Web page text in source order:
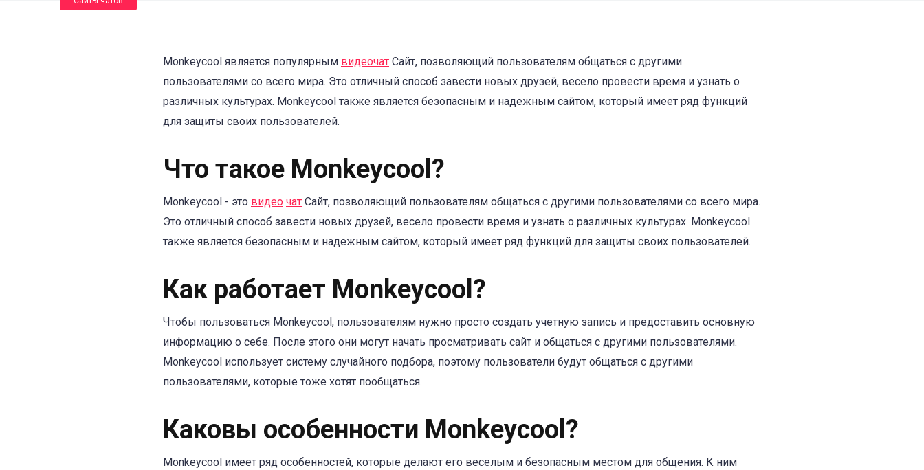
Monkeycool является популярным видеочат Сайт, позволяющий пользователям общаться с другими
пользователями со всего мира. Это отличный способ завести новых друзей, весело провести время и узнать о
различных культурах. Monkeycool также является безопасным и надежным сайтом, который имеет ряд функций
для защиты своих пользователей.
Что такое Monkeycool?
Monkeycool - это видео чат Сайт, позволяющий пользователям общаться с другими пользователями со всего мира.
Это отличный способ завести новых друзей, весело провести время и узнать о различных культурах. Monkeycool
также является безопасным и надежным сайтом, который имеет ряд функций для защиты своих пользователей.
Как работает Monkeycool?
Чтобы пользоваться Monkeycool, пользователям нужно просто создать учетную запись и предоставить основную
информацию о себе. После этого они могут начать просматривать сайт и общаться с другими пользователями.
Monkeycool использует систему случайного подбора, поэтому пользователи будут общаться с другими
пользователями, которые тоже хотят пообщаться.
Каковы особенности Monkeycool?
Monkeycool имеет ряд особенностей, которые делают его веселым и безопасным местом для общения. К ним